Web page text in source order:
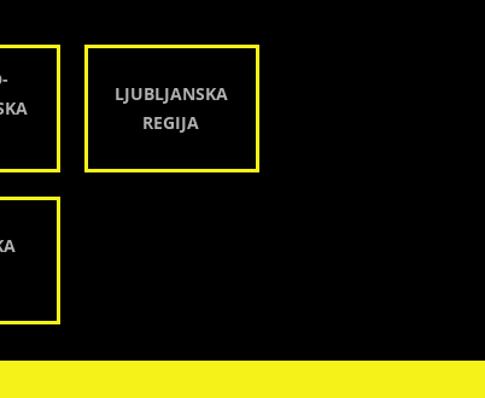
LJUBLJANSKA
REGIJA